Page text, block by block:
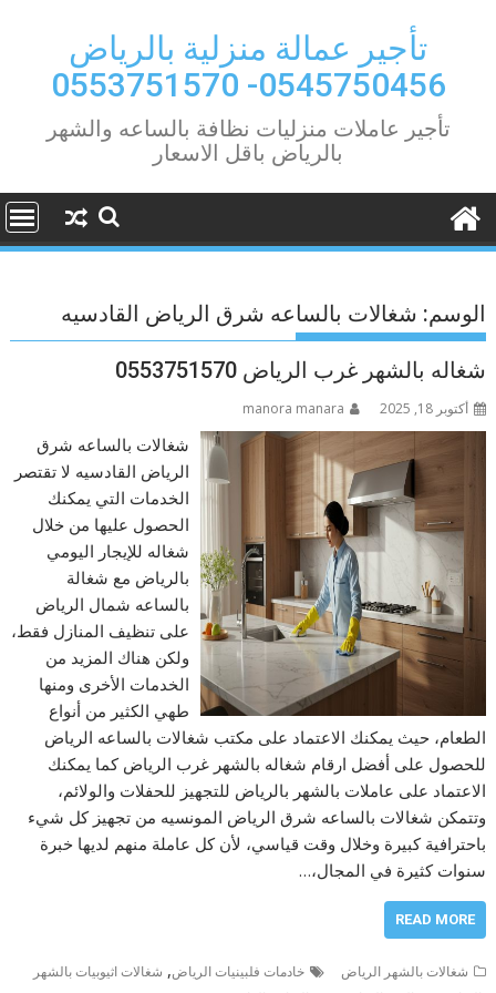
تأجير عمالة منزلية بالرياض
0545750456- 0553751570
تأجير عاملات منزليات نظافة بالساعه والشهر
بالرياض باقل الاسعار
الوسم: شغالات بالساعه شرق الرياض القادسيه
شغاله بالشهر غرب الرياض 0553751570
أكتوبر 18, 2025 manora manara
شغالات بالساعه شرق
الرياض القادسيه لا تقتصر
الخدمات التي يمكنك
الحصول عليها من خلال
شغاله للإيجار اليومي
بالرياض مع شغالة
بالساعه شمال الرياض
على تنظيف المنازل فقط،
ولكن هناك المزيد من
الخدمات الأخرى ومنها
طهي الكثير من أنواع
الطعام، حيث يمكنك الاعتماد على مكتب شغالات بالساعه الرياض
للحصول على أفضل ارقام شغاله بالشهر غرب الرياض كما يمكنك
الاعتماد على عاملات بالشهر بالرياض للتجهيز للحفلات والولائم،
وتتمكن شغالات بالساعه شرق الرياض المونسيه من تجهيز كل شيء
باحترافية كبيرة وخلال وقت قياسي، لأن كل عاملة منهم لديها خبرة
سنوات كثيرة في المجال،…
READ MORE
شغالات بالشهر الرياض خادمات فلبينيات الرياض, شغالات اثيوبيات بالشهر